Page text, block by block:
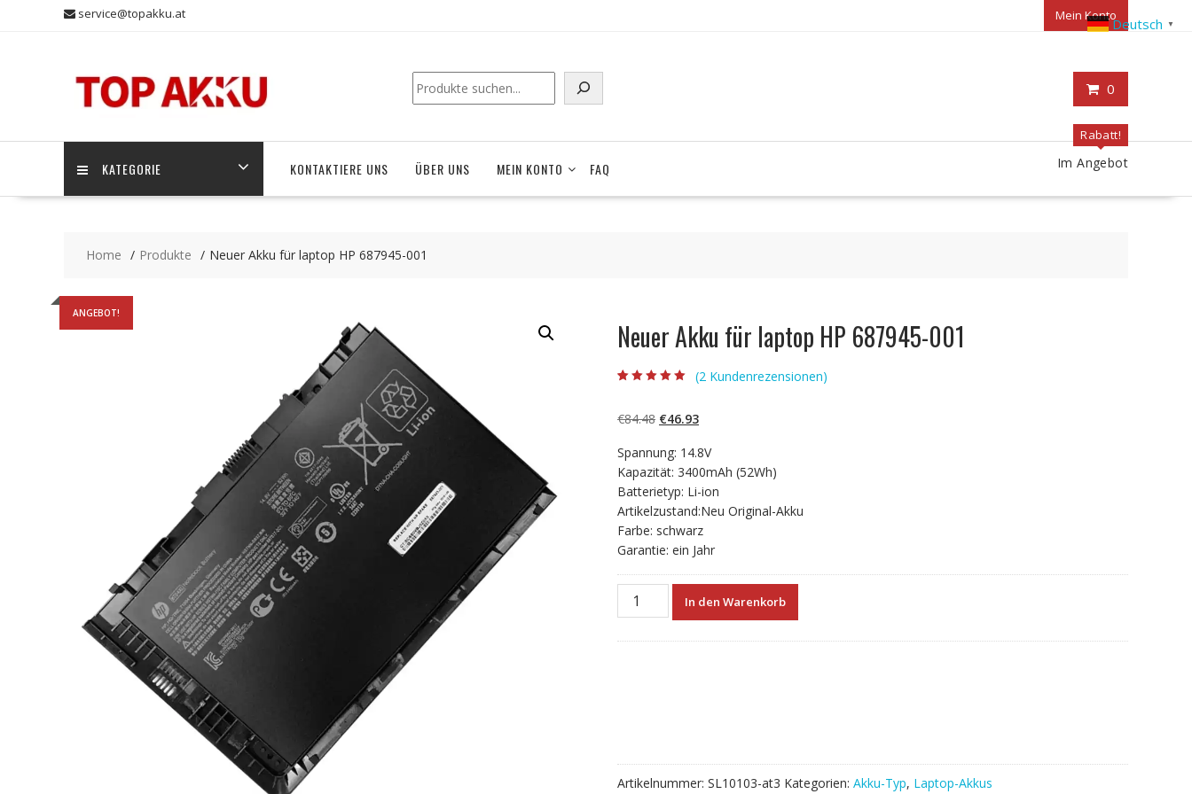
service@topakku.at Mein Konto
0
KATEGORIE KONTAKTIERE UNS ÜBER UNS MEIN KONTO FAQ
Rabatt!
Im Angebot
Home Produkte Neuer Akku für laptop HP 687945-001
ANGEBOT!
Neuer Akku für laptop HP 687945-001
basierend auf
Kundenbewertun
(2 Kundenrezensionen)
€84.48 Ursprünglicher
war:
€84.48
€46.93Aktueller
ist:
€46.93.
Spannung: 14.8V
Kapazität: 3400mAh (52Wh)
Batterietyp: Li-ion
Artikelzustand:Neu Original-Akku
Farbe: schwarz
Garantie: ein Jahr
Neuer
Akku
In den Warenkorb
Artikelnummer: SL10103-at3 Kategorien: Akku-Typ, Laptop-Akkus
Deutsch ▼